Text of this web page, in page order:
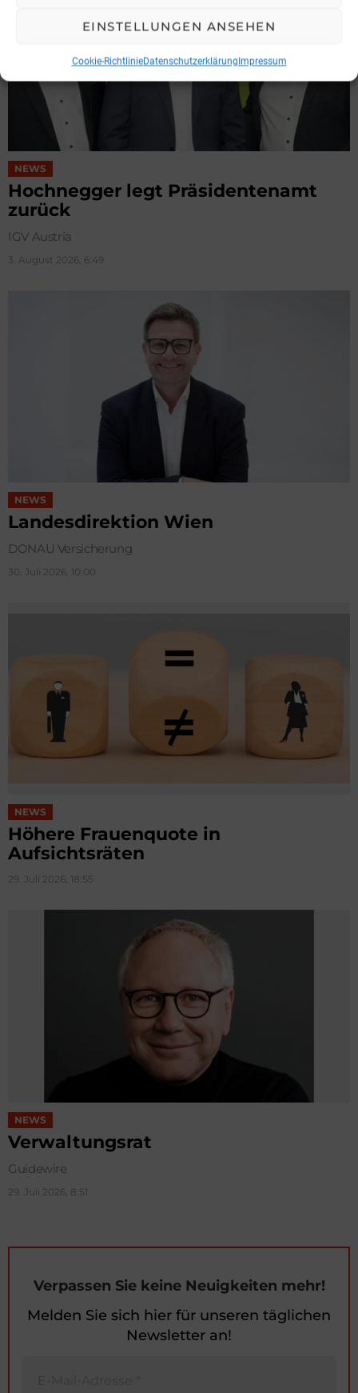
EINSTELLUNGEN ANSEHEN
Cookie-RichtlinieDatenschutzerklärungImpressum
NEWS
Hochnegger legt Präsidentenamt
zurück
IGV Austria
3. August 2026, 6:49
NEWS
Landesdirektion Wien
DONAU Versicherung
30. Juli 2026, 10:00
NEWS
Höhere Frauenquote in
Aufsichtsräten
29. Juli 2026, 18:55
NEWS
Verwaltungsrat
Guidewire
29. Juli 2026, 8:51
Verpassen Sie keine Neuigkeiten mehr!
Melden Sie sich hier für unseren täglichen
Newsletter an!